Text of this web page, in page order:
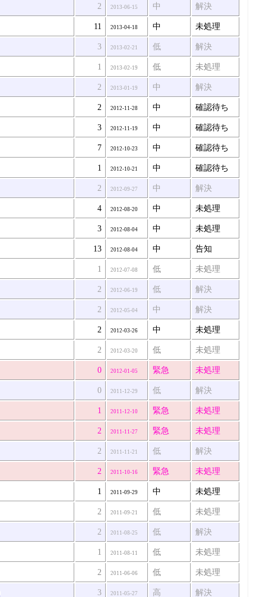
2 2013-06-15 中 解決
11 2013-04-18 中 未処理
3 2013-02-21 低 解決
1 2013-02-19 低 未処理
2 2013-01-19 中 解決
2 2012-11-28 中 確認待ち
3 2012-11-19 中 確認待ち
7 2012-10-23 中 確認待ち
1 2012-10-21 中 確認待ち
2 2012-09-27 中 解決
4 2012-08-20 中 未処理
3 2012-08-04 中 未処理
13 2012-08-04 中 告知
1 2012-07-08 低 未処理
2 2012-06-19 低 解決
2 2012-05-04 中 解決
2 2012-03-26 中 未処理
2 2012-03-20 低 未処理
0 2012-01-05 緊急 未処理
0 2011-12-29 低 解決
1 2011-12-10 緊急 未処理
2 2011-11-27 緊急 未処理
2 2011-11-21 低 解決
2 2011-10-16 緊急 未処理
1 2011-09-29 中 未処理
2 2011-09-21 低 未処理
2 2011-08-25 低 解決
1 2011-08-11 低 未処理
2 2011-06-06 低 未処理
3 2011-05-27 高 解決